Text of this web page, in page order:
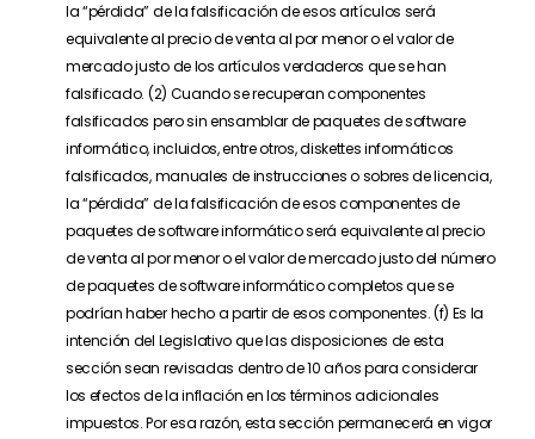
la “pérdida” de la falsificación de esos artículos será
equivalente al precio de venta al por menor o el valor de
mercado justo de los artículos verdaderos que se han
falsificado. (2) Cuando se recuperan componentes
falsificados pero sin ensamblar de paquetes de software
informático, incluidos, entre otros, diskettes informáticos
falsificados, manuales de instrucciones o sobres de licencia,
la “pérdida” de la falsificación de esos componentes de
paquetes de software informático será equivalente al precio
de venta al por menor o el valor de mercado justo del número
de paquetes de software informático completos que se
podrían haber hecho a partir de esos componentes. (f) Es la
intención del Legislativo que las disposiciones de esta
sección sean revisadas dentro de 10 años para considerar
los efectos de la inflación en los términos adicionales
impuestos. Por esa razón, esta sección permanecerá en vigor